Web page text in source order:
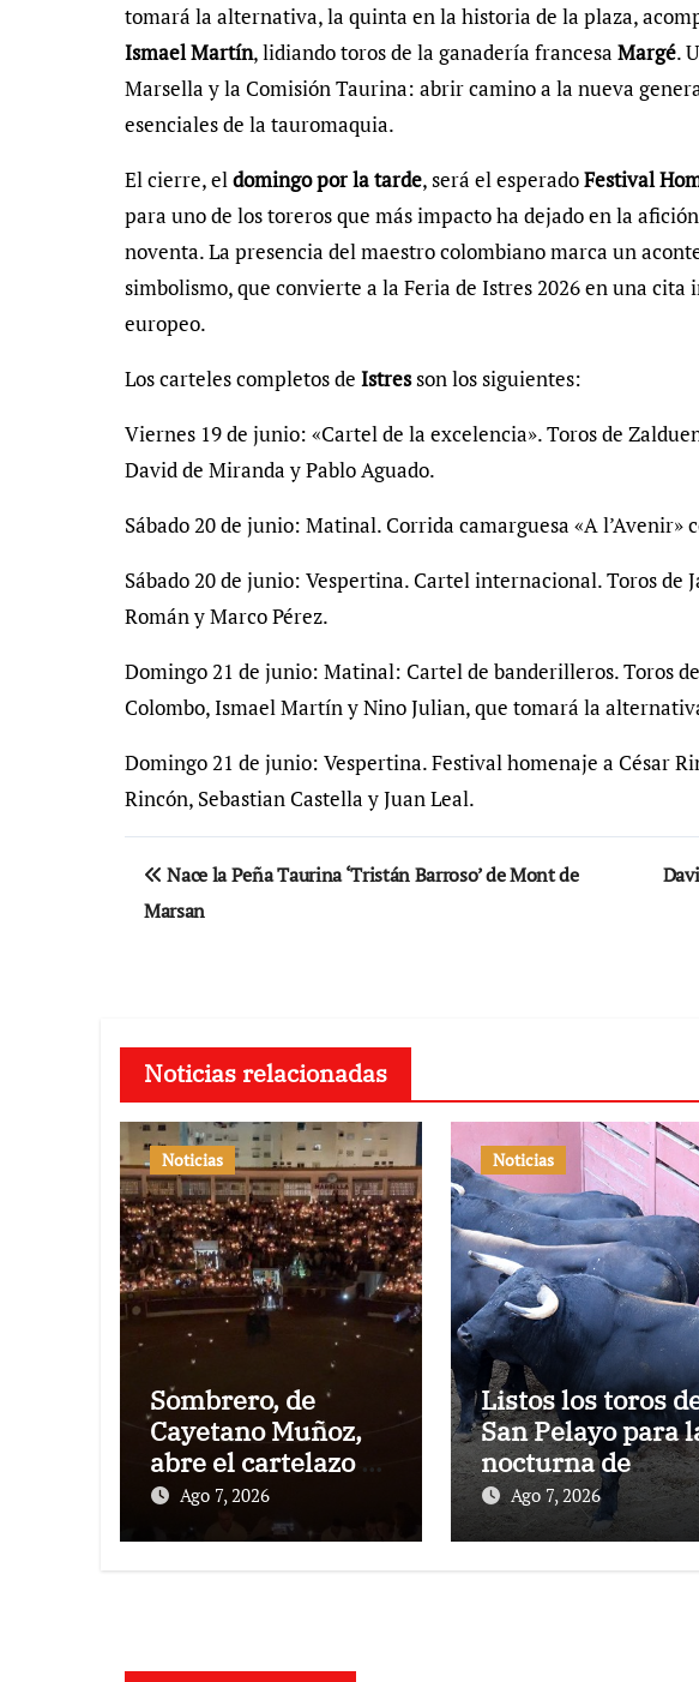
tomará la alternativa, la quinta en la historia de la plaza,
Ismael Martín, lidiando toros de la ganadería francesa Margé.
Marsella y la Comisión Taurina: abrir camino a la nueva
esenciales de la tauromaquia.
El cierre, eldomingo por la tarde, será el esperadoFestival
para uno de los toreros que más impacto ha dejado en la
noventa. La presencia del maestro colombiano marca un
simbolismo, que convierte a la Feria de Istres 2026 en una
europeo.
Los carteles completos de Istresson los siguientes:
Viernes 19 de junio: «Cartel de la excelencia». Toros de
David de Miranda y Pablo Aguado.
Sábado 20 de junio: Matinal. Corrida camarguesa «A l’Avenir»
Sábado 20 de junio: Vespertina. Cartel internacional. Toros de
Román y Marco Pérez.
Domingo 21 de junio: Matinal: Cartel de banderilleros. Toros
Colombo, Ismael Martín y Nino Julian, que tomará la
Domingo 21 de junio: Vespertina. Festival homenaje a César
Rincón, Sebastian Castella y Juan Leal.
Navegación
de
Nace la Peña Taurina ‘Tristán Barroso’ de Mont de
Marsan
Noticias relacionadas
Noticias
Sombrero, de
Cayetano Muñoz,
abre el cartelazo de
Marbella
Ago 7, 2026
Noticias
Listos los toros
San Pelayo para
nocturna de
rejones en El
Puerto
Ago 7, 2026